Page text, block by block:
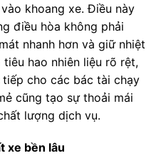
khoang xe. Điều này
điều hòa không phải
nhanh hơn và giữ nhiệt
hao nhiên liệu rõ rệt,
cho các bác tài chạy
cũng tạo sự thoải mái
lượng dịch vụ.
xe bền lâu